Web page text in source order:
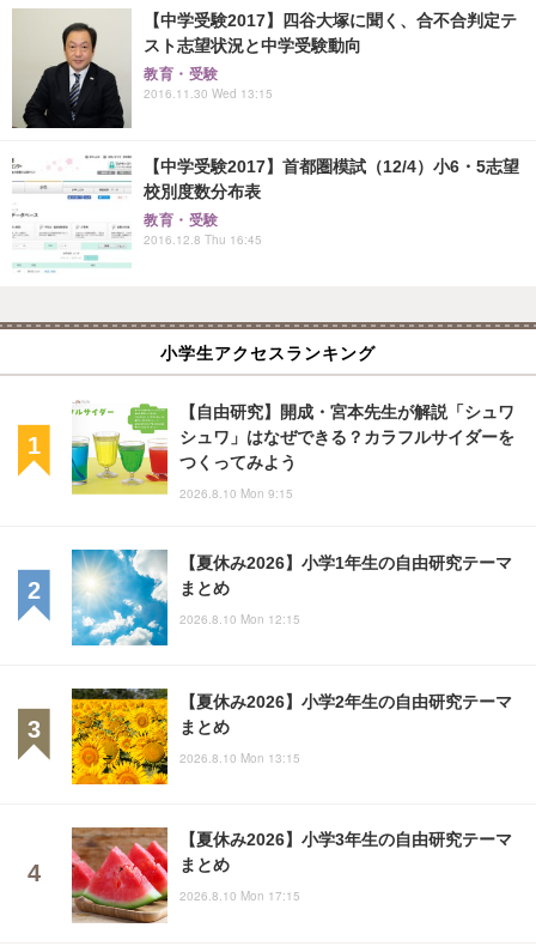
【中学受験2017】四谷大塚に聞く、合不合判定テ
スト志望状況と中学受験動向
教育・受験
2016.11.30 Wed 13:15
【中学受験2017】首都圏模試（12/4）小6・5志望
校別度数分布表
教育・受験
2016.12.8 Thu 16:45
小学生アクセスランキング
【自由研究】開成・宮本先生が解説「シュワ
シュワ」はなぜできる？カラフルサイダーを
つくってみよう
2026.8.10 Mon 9:15
【夏休み2026】小学1年生の自由研究テーマ
まとめ
2026.8.10 Mon 12:15
【夏休み2026】小学2年生の自由研究テーマ
まとめ
2026.8.10 Mon 13:15
【夏休み2026】小学3年生の自由研究テーマ
まとめ
2026.8.10 Mon 17:15